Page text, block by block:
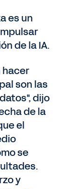
es un
de la IA.
hacer
son las
dijo
de la
el
se
y